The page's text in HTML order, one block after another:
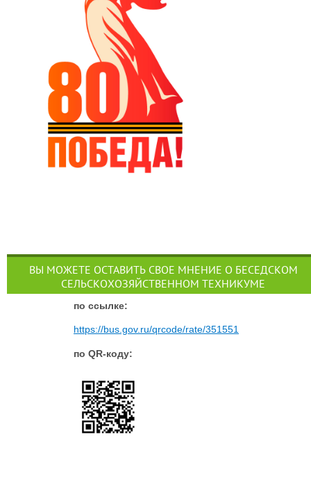
ВЫ МОЖЕТЕ ОСТАВИТЬ СВОЕ МНЕНИЕ О БЕСЕДСКОМ
СЕЛЬСКОХОЗЯЙСТВЕННОМ ТЕХНИКУМЕ
по ссылке:
https://bus.gov.ru/qrcode/rate/351551
по QR-коду: